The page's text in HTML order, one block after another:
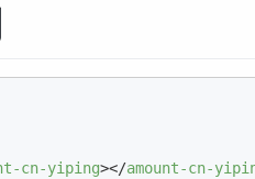
cn-yiping></amount-cn-